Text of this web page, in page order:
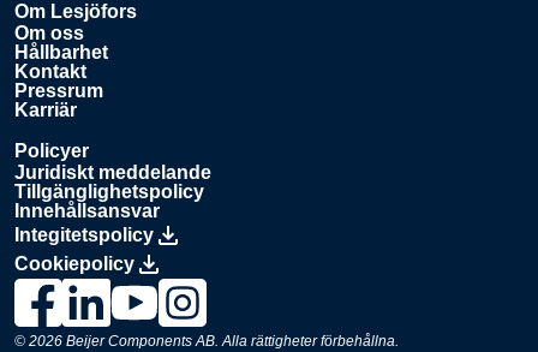
Om Lesjöfors
Om oss
Hållbarhet
Kontakt
Pressrum
Karriär
Policyer
Juridiskt meddelande
Tillgänglighetspolicy
Innehållsansvar
Integitetspolicy
Cookiepolicy
Länk till Lesjöfors på Facebook., Opens in a new window
Länk till Lesjöfors på LinkedIn., Opens in a new window
Länk till Lesjöfors på YouTube., Opens in a new
Länk till Lesjöfors på Instagram., Opens in a
© 2026 Beijer Components AB. Alla rättigheter förbehållna.